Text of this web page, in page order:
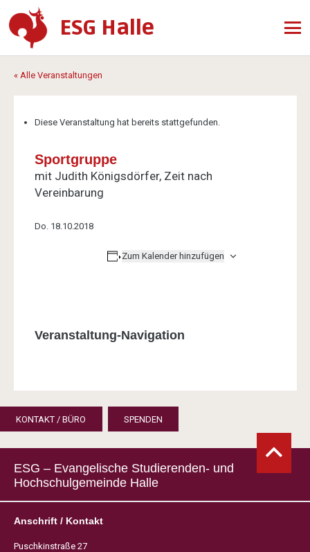
ESG Halle
« Alle Veranstaltungen
Diese Veranstaltung hat bereits stattgefunden.
Sportgruppe
mit Judith Königsdörfer, Zeit nach
Vereinbarung
Do. 18.10.2018
Zum Kalender hinzufügen
Veranstaltung-Navigation
KONTAKT / BÜRO SPENDEN
ESG – Evangelische Studierenden- und
Hochschulgemeinde Halle
Anschrift / Kontakt
Puschkinstraße 27